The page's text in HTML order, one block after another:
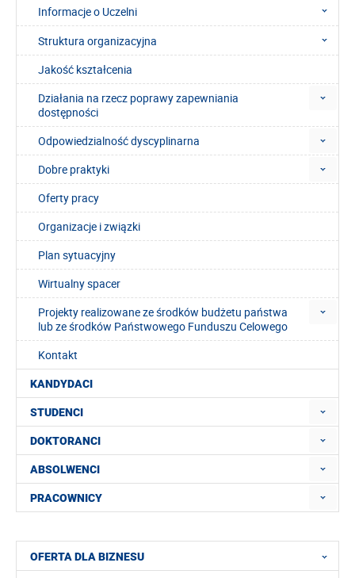
Informacje o Uczelni
Struktura organizacyjna
Jakość kształcenia
Działania na rzecz poprawy zapewniania
dostępności
Odpowiedzialność dyscyplinarna
Dobre praktyki
Oferty pracy
Organizacje i związki
Plan sytuacyjny
Wirtualny spacer
Projekty realizowane ze środków budżetu państwa
lub ze środków Państwowego Funduszu Celowego
Kontakt
KANDYDACI
STUDENCI
DOKTORANCI
ABSOLWENCI
PRACOWNICY
OFERTA DLA BIZNESU